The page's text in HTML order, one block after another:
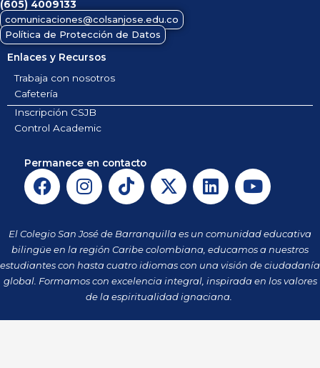
(605) 4009133
comunicaciones@colsanjose.edu.co
Política de Protección de Datos
Enlaces y Recursos
Trabaja con nosotros
Cafetería
Inscripción CSJB
Control Academic
Permanece en contacto
F
a
e
b
o
o
I
n
t
a
g
r
a
m
T
i
t
o
k
X
-
w
i
t
t
e
r
L
i
k
e
d
i
n
Y
o
t
u
b
e
El Colegio San José de Barranquilla es un comunidad educativa
bilingüe en la región Caribe colombiana, educamos a nuestros
estudiantes con hasta cuatro idiomas con una visión de ciudadanía
global. Formamos con excelencia integral, inspirada en los valores
de la espiritualidad ignaciana.